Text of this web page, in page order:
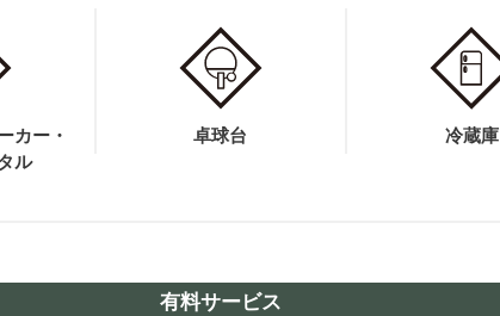
カー・
ル
卓球台 冷蔵庫
有料サービス